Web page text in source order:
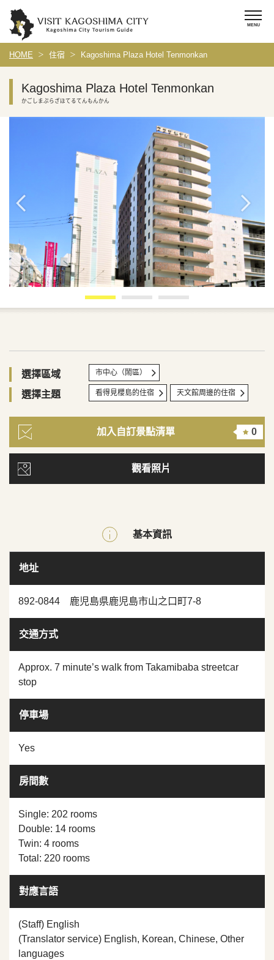
HOME 住宿 Kagoshima Plaza Hotel Tenmonkan
Kagoshima Plaza Hotel Tenmonkan
かごしまぷらざほてるてんもんかん
選擇區域 市中心（鬧區）
選擇主題 看得見櫻島的住宿 天文館周邊的住宿
加入自訂景點清單 0
觀看照片
基本資訊
地址
892-0844 鹿児島県鹿児島市山之口町7-8
交通方式
Approx. 7 minute’s walk from Takamibaba streetcar
stop
停車場
Yes
房間數
Single: 202 rooms
Double: 14 rooms
Twin: 4 rooms
Total: 220 rooms
對應言語
(Staff) English
(Translator service) English, Korean, Chinese, Other
languages